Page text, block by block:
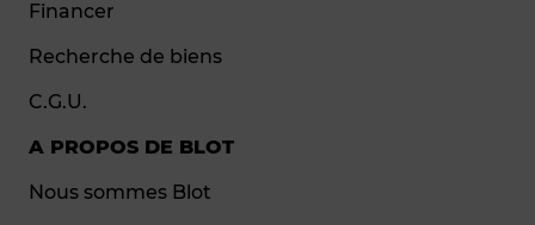
Financer
Recherche de biens
C.G.U.
A PROPOS DE BLOT
Nous sommes Blot